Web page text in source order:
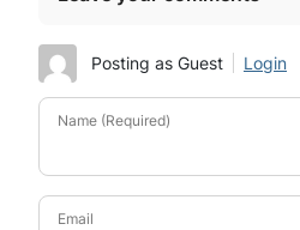
Posting as Guest Login
Name (Required)
Email